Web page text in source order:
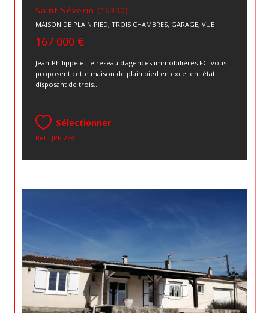
Saint-Séverin (16390)
MAISON DE PLAIN PIED, TROIS CHAMBRES, GARAGE, VUE
167 000 €
Jean-Philippe et le réseau d'agences immobilières FCI vous
proposent cette maison de plain pied en excellent état
disposant de trois...
Sélectionner
Réf : JPF 278